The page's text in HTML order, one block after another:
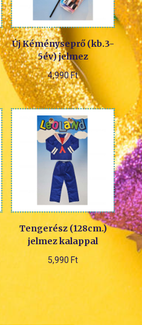
Új Kéményseprő (kb.3-
5év) jelmez
4,990Ft
Tengerész (128cm.)
jelmez kalappal
5,990 Ft